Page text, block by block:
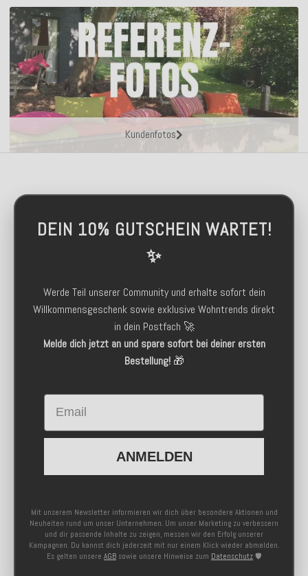
Kundenfotos
DEIN 10% GUTSCHEIN WARTET!
✨
Werde Teil unserer Community und erhalte sofort dein
Willkommensgeschenk sowie exklusive Wohntrends direkt
in dein Postfach 🚀
Melde dich jetzt an und spare sofort bei deiner ersten
Bestellung!🎁
Email
ANMELDEN
Mit unserem Newsletter informieren wir dich über besondere Aktionen und
Neuheiten rund um unser Unternehmen. Um unser Marketing zu verbessern
und dir passende Inhalte zu zeigen, messen wir den Erfolg unserer
Kampagnen. Du kannst dich jederzeit mit nur einem Klick wieder abmelden.
Es gelten unsere AGB sowie unsere Hinweise zum Datenschutz 🛡️